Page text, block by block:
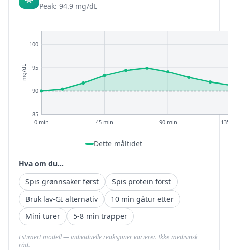
Peak: 94.9 mg/dL
85
90
95
100
0 min 45 min 90 min
mg/dL
Dette måltidet
Hva om du...
Spis grønnsaker først
Spis protein först
Bruk lav-GI alternativ
10 min gåtur etter
Mini turer
5-8 min trapper
Estimert modell — individuelle reaksjoner varierer. Ikke medisinsk
råd.